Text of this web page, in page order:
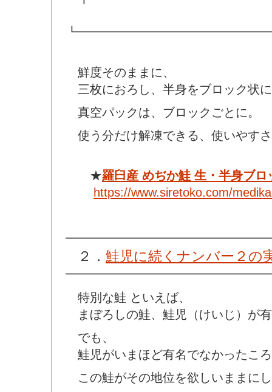
鮮度そのままに、
三枚におろし、半身をブロック状
真空パックは、ブロックごとに。
使う分だけ解凍できる、使いやす
★羅臼産 めぢか鮭 生・半身ブロ
https://www.siretoko.com/
２． 鮭児に続くナンバー２の
特別な鮭 といえば、
まぼろしの鮭、鮭児（けいじ）が
でも、
鮭児がいまほど有名でなかったこ
この鮭がその地位を欲しいままに